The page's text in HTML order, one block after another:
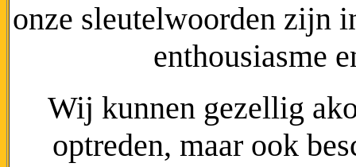
onze sleutelwoorden zijn
enthousiasme
Wij kunnen gezellig
optreden, maar ook